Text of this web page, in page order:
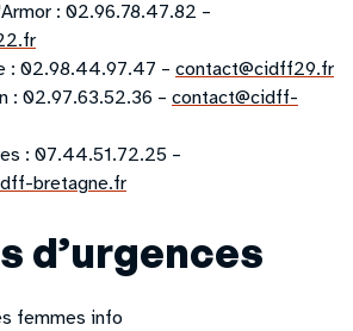
: 02.96.78.47.82 –
: 02.98.44.97.47 – contact@cidff29.fr
: 02.97.63.52.36 – contact@cidff-
: 07.44.51.72.25 –
bretagne.fr
d’urgences
femmes info